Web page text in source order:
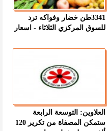
3341طن خضار وفواكه ترد
للسوق المركزي الثلاثاء - اسعار
العلاوين: التوسعة الرابعة
ستمكن المصفاة من تكرير 120